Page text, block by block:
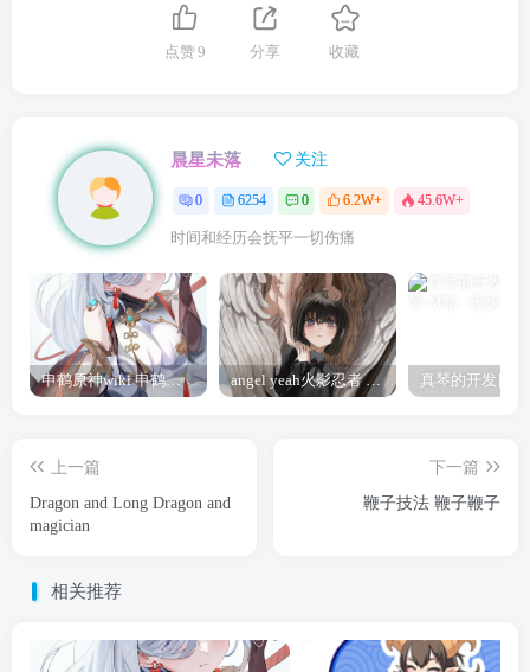
点赞9 分享 收藏
晨星未落 关注
0 6254 0 6.2W+ 45.6W+
时间和经历会抚平一切伤痛
申鹤原神wiki 申鹤诞辰祭 angel yeah火影忍者 Angel
上一篇
Dragon and Long Dragon and
magician
下一篇
鞭子技法 鞭子鞭子
相关推荐